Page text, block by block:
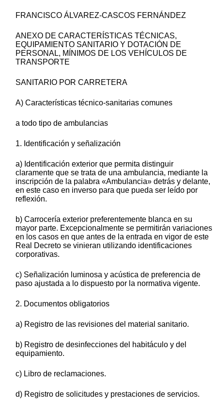
FRANCISCO ÁLVAREZ-CASCOS FERNÁNDEZ
ANEXO DE CARACTERÍSTICAS TÉCNICAS,
EQUIPAMIENTO SANITARIO Y DOTACIÓN DE
PERSONAL, MÍNIMOS DE LOS VEHÍCULOS DE
TRANSPORTE
SANITARIO POR CARRETERA
A) Características técnico-sanitarias comunes
a todo tipo de ambulancias
1. Identificación y señalización
a) Identificación exterior que permita distinguir
claramente que se trata de una ambulancia, mediante la
inscripción de la palabra «Ambulancia» detrás y delante,
en este caso en inverso para que pueda ser leído por
reflexión.
b) Carrocería exterior preferentemente blanca en su
mayor parte. Excepcionalmente se permitirán variaciones
en los casos en que antes de la entrada en vigor de este
Real Decreto se vinieran utilizando identificaciones
corporativas.
c) Señalización luminosa y acústica de preferencia de
paso ajustada a lo dispuesto por la normativa vigente.
2. Documentos obligatorios
a) Registro de las revisiones del material sanitario.
b) Registro de desinfecciones del habitáculo y del
equipamiento.
c) Libro de reclamaciones.
d) Registro de solicitudes y prestaciones de servicios.